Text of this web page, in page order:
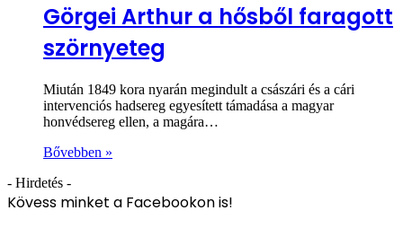
Görgei Arthur a hősből faragott
szörnyeteg
Miután 1849 kora nyarán megindult a császári és a cári
intervenciós hadsereg egyesített támadása a magyar
honvédsereg ellen, a magára…
Bővebben »
- Hirdetés -
Kövess minket a Facebookon is!